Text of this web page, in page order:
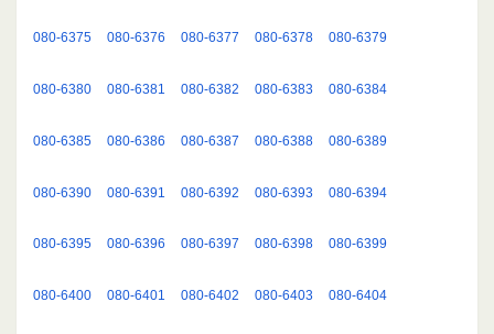
080-6375 080-6376 080-6377 080-6378 080-6379
080-6380 080-6381 080-6382 080-6383 080-6384
080-6385 080-6386 080-6387 080-6388 080-6389
080-6390 080-6391 080-6392 080-6393 080-6394
080-6395 080-6396 080-6397 080-6398 080-6399
080-6400 080-6401 080-6402 080-6403 080-6404